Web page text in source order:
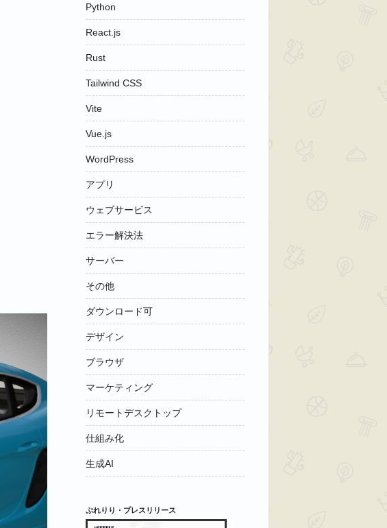
Python
React.js
Rust
Tailwind CSS
Vite
Vue.js
WordPress
アプリ
ウェブサービス
エラー解決法
サーバー
その他
ダウンロード可
デザイン
ブラウザ
マーケティング
リモートデスクトップ
仕組み化
生成AI
ぷれりり・プレスリリース